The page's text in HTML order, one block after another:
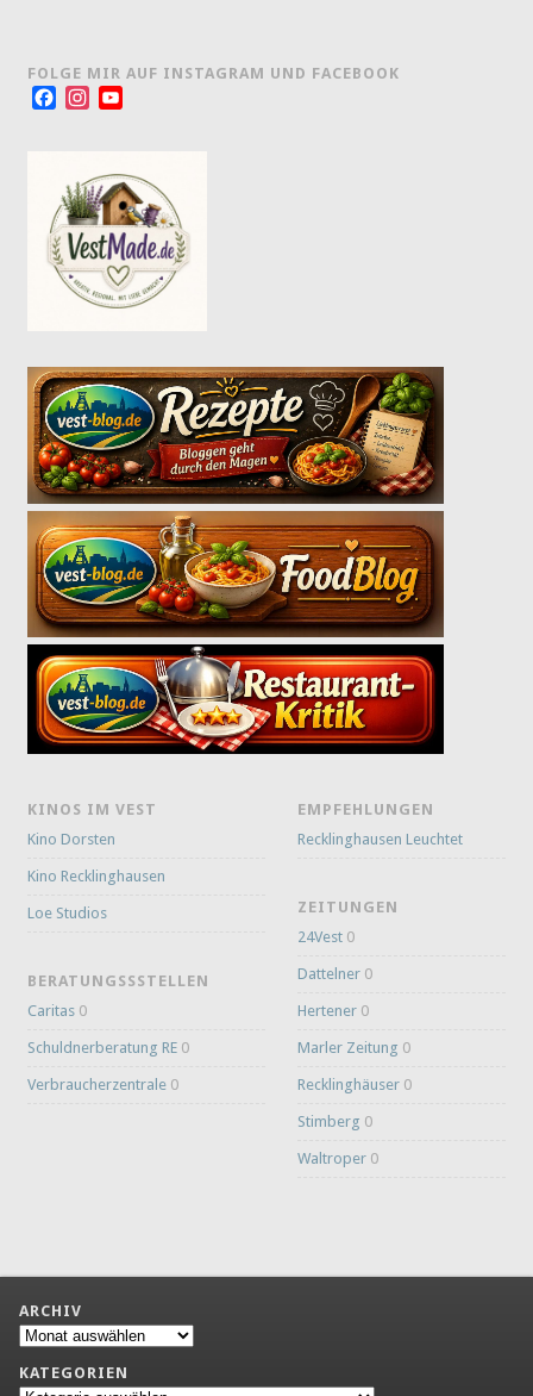
FOLGE MIR AUF INSTAGRAM UND FACEBOOK
FacebookInstagram
KINOS IM VEST
Kino Dorsten
Kino Recklinghausen
Loe Studios
BERATUNGSSSTELLEN
Caritas 0
Schuldnerberatung RE 0
Verbraucherzentrale 0
EMPFEHLUNGEN
Recklinghausen Leuchtet
ZEITUNGEN
24Vest 0
Dattelner 0
Hertener 0
Marler Zeitung 0
Recklinghäuser 0
Stimberg 0
Waltroper 0
ARCHIV
Archiv
KATEGORIEN